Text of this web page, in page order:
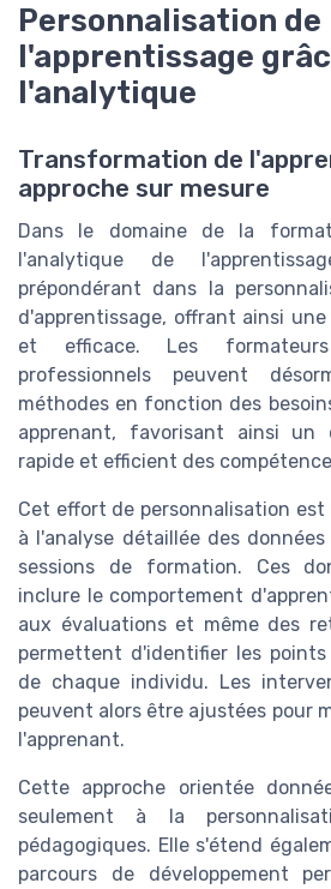
Personnalisation de
l'apprentissage
l'analytique
Transformation de
approche sur mesure
Dans le domaine de la
l'analytique de
prépondérant dans la
d'apprentissage, offrant ainsi
et efficace. Les
professionnels peuvent
méthodes en fonction des
apprenant, favorisant ainsi un
rapide et efficient des
Cet effort de personnalisation est
à l'analyse détaillée des
sessions de formation. Ces
inclure le comportement
aux évaluations et même des
permettent d'identifier les
de chaque individu. Les
peuvent alors être ajustées pour
l'apprenant.
Cette approche orientée
seulement à la
pédagogiques. Elle s'étend
parcours de développement